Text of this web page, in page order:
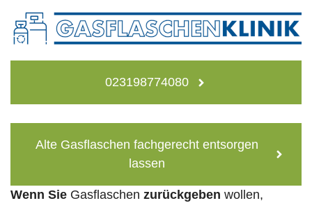
023198774080
Alte Gasflaschen fachgerecht entsorgen
lassen
Wenn Sie Gasflaschen zurückgeben wollen,